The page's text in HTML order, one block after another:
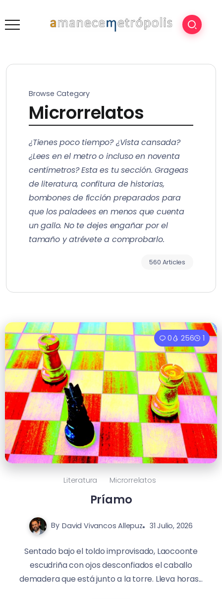
Browse Category
Microrrelatos
¿Tienes poco tiempo? ¿Vista cansada?
¿Lees en el metro o incluso en noventa
centímetros? Esta es tu sección. Grageas
de literatura, confitura de historias,
bombones de ficción preparados para
que los paladees en menos que cuenta
un gallo. No te dejes engañar por el
tamaño y atrévete a comprobarlo.
560 Articles
0 256 1
Literatura Microrrelatos
Príamo
By David Vivancos Allepuz 31 Julio, 2026
Sentado bajo el toldo improvisado, Laocoonte
escudriña con ojos desconfiados el caballo
demadera que está junto a la torre. Lleva horas...